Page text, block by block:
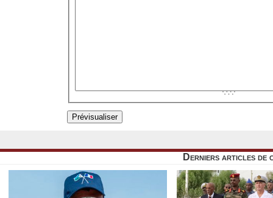
Derniers articles de